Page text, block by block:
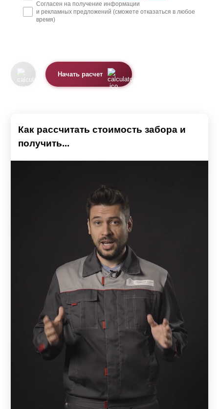
Согласен на получение информации
и рекламных предложений (сможете отказаться в любое
время)
Начать расчет
Как рассчитать стоимость забора и
получить...